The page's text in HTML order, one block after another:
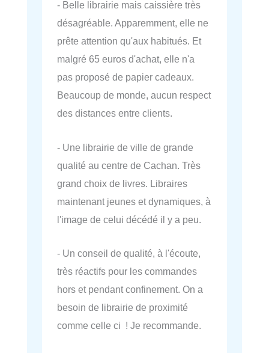
- Belle librairie mais caissière très
désagréable. Apparemment, elle ne
prête attention qu'aux habitués. Et
malgré 65 euros d'achat, elle n'a
pas proposé de papier cadeaux.
Beaucoup de monde, aucun respect
des distances entre clients.
- Une librairie de ville de grande
qualité au centre de Cachan. Très
grand choix de livres. Libraires
maintenant jeunes et dynamiques, à
l'image de celui décédé il y a peu.
- Un conseil de qualité, à l'écoute,
très réactifs pour les commandes
hors et pendant confinement. On a
besoin de librairie de proximité
comme celle ci ! Je recommande.